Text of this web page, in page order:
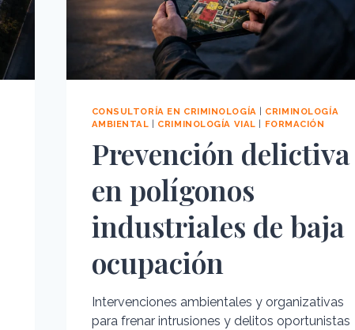
CONSULTORÍA EN CRIMINOLOGÍA
CRIMINOLOGÍA
AMBIENTAL
CRIMINOLOGÍA VIAL FORMACIÓN
Prevención delictiva
en polígonos
industriales de baja
ocupación
Intervenciones ambientales y organizativas
para frenar intrusiones y delitos oportunistas